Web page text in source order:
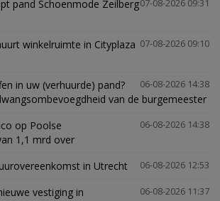
07-08-2026 09:31
pand Schoenmode Zeilberg
07-08-2026 09:10
winkelruimte in Cityplaza
06-08-2026 14:38
in uw (verhuurde) pand?
van de burgemeester
06-08-2026 14:38
op Poolse
1,1 mrd over
06-08-2026 12:53
in Utrecht
06-08-2026 11:37
vestiging in